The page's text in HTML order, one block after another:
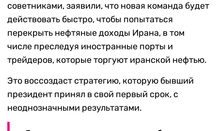
советниками, заявили, что новая команда будет
действовать быстро, чтобы попытаться
перекрыть нефтяные доходы Ирана, в том
числе преследуя иностранные порты и
трейдеров, которые торгуют иранской нефтью.
Это воссоздаст стратегию, которую бывший
президент принял в свой первый срок, с
неоднозначными результатами.